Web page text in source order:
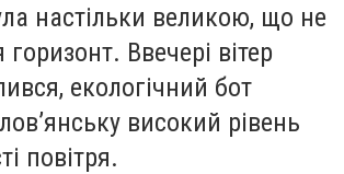
настільки великою, що не
Ввечері вітер
екологічний бот
високий рівень
повітря.